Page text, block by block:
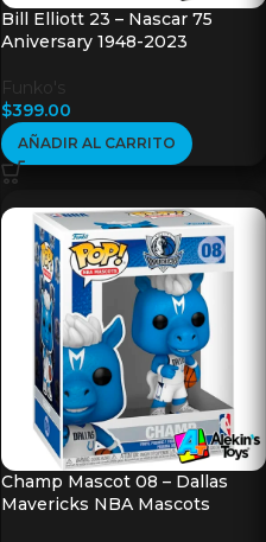
Bill Elliott 23 – Nascar 75
Aniversary 1948-2023
Funko's
$399.00
AÑADIR AL CARRITO
Champ Mascot 08 – Dallas
Mavericks NBA Mascots